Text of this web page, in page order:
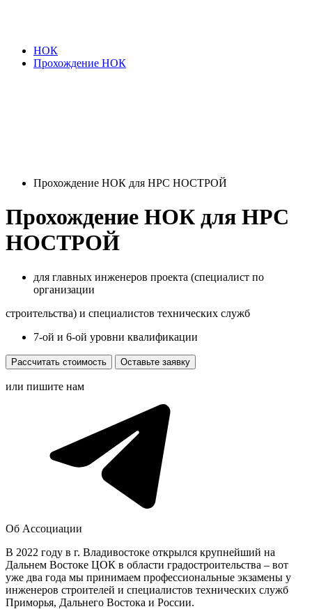
НОК
Прохождение НОК
Прохождение НОК для НРС НОСТРОЙ
Прохождение НОК для НРС
НОСТРОЙ
для главных инженеров проекта (специалист по
организации
строительства) и специалистов технических служб
7-ой и 6-ой уровни квалификации
Рассчитать стоимость Оставьте заявку
или пишите нам
Об Ассоциации
В 2022 году в г. Владивостоке открылся крупнейший на
Дальнем Востоке ЦОК в области градостроительства – вот
уже два года мы принимаем профессиональные экзамены у
инженеров строителей и специалистов технических служб
Приморья, Дальнего Востока и России.